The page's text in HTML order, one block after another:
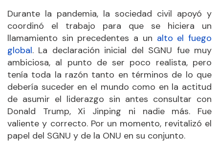
Durante la pandemia, la sociedad civil apoyó y
coordinó el trabajo para que se hiciera un
llamamiento sin precedentes a un alto el fuego
global. La declaración inicial del SGNU fue muy
ambiciosa, al punto de ser poco realista, pero
tenía toda la razón tanto en términos de lo que
debería suceder en el mundo como en la actitud
de asumir el liderazgo sin antes consultar con
Donald Trump, Xi Jinping ni nadie más. Fue
valiente y correcto. Por un momento, revitalizó el
papel del SGNU y de la ONU en su conjunto.